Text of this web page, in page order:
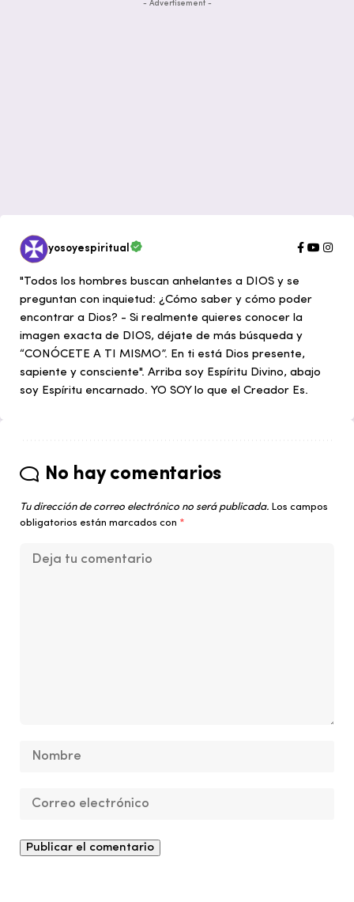
- Advertisement -
yosoyespiritual
"Todos los hombres buscan anhelantes a DIOS y se
preguntan con inquietud: ¿Cómo saber y cómo poder
encontrar a Dios? - Si realmente quieres conocer la
imagen exacta de DIOS, déjate de más búsqueda y
“CONÓCETE A TI MISMO”. En ti está Dios presente,
sapiente y consciente". Arriba soy Espíritu Divino, abajo
soy Espíritu encarnado. YO SOY lo que el Creador Es.
No hay comentarios
Tu dirección de correo electrónico no será publicada. Los campos
obligatorios están marcados con *